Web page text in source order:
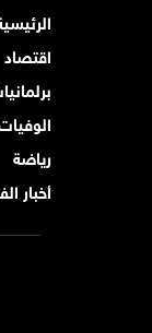
اقتصاد
رياضة
أخبار